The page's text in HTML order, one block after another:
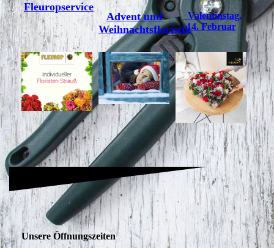
Fleuropservice
Advent und
Weihnachtsfloristik
Valentinstag,
14. Februar
Unsere Öffnungszeiten